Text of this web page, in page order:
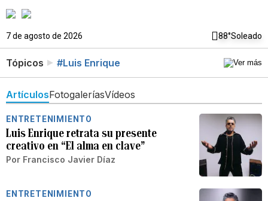
7 de agosto de 2026 88°Soleado
Tópicos #Luis Enrique
ArtículosFotogaleríasVídeos
ENTRETENIMIENTO
Luis Enrique retrata su presente
creativo en “El alma en clave”
Por Francisco Javier Díaz
ENTRETENIMIENTO